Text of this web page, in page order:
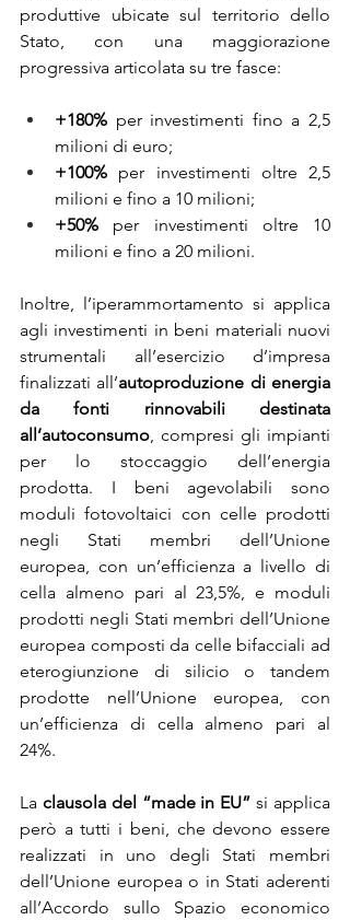
produttive ubicate sul territorio dello
Stato, con una maggiorazione
progressiva articolata su tre fasce:
+180% per investimenti fino a 2,5
milioni di euro;
+100% per investimenti oltre 2,5
milioni e fino a 10 milioni;
+50% per investimenti oltre 10
milioni e fino a 20 milioni.
Inoltre, l’iperammortamento si applica
agli investimenti in beni materiali nuovi
strumentali all’esercizio d’impresa
finalizzati all’autoproduzione di energia
da fonti rinnovabili destinata
all’autoconsumo , compresi gli impianti
per lo stoccaggio dell’energia
prodotta. I beni agevolabili sono
moduli fotovoltaici con celle prodotti
negli Stati membri dell’Unione
europea, con un’efficienza a livello di
cella almeno pari al 23,5%, e moduli
prodotti negli Stati membri dell’Unione
europea composti da celle bifacciali ad
eterogiunzione di silicio o tandem
prodotte nell’Unione europea, con
un’efficienza di cella almeno pari al
24%.
La clausola del “made in EU” si applica
però a tutti i beni, che devono essere
realizzati in uno degli Stati membri
dell’Unione europea o in Stati aderenti
all’Accordo sullo Spazio economico